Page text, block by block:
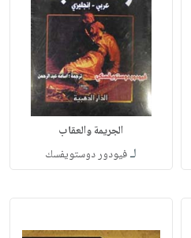
الجريمة والعقاب
لـفيودور دوستويفسك